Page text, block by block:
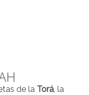
de la Torá, la